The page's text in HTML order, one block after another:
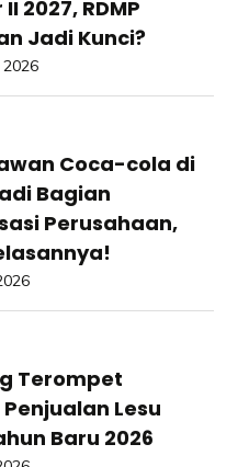
2027, RDMP
Jadi Kunci?
2026
Coca-cola di
Bagian
Perusahaan,
Terompet
Lesu
Baru 2026